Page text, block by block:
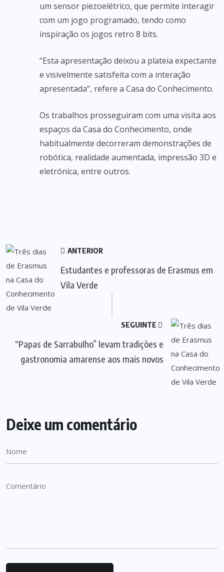
um sensor piezoelétrico, que permite interagir
com um jogo programado, tendo como
inspiração os jogos retro 8 bits.
“Esta apresentação deixou a plateia expectante
e visivelmente satisfeita com a interação
apresentada”, refere a Casa do Conhecimento.
Os trabalhos prosseguiram com uma visita aos
espaços da Casa do Conhecimento, onde
habitualmente decorreram demonstrações de
robótica, realidade aumentada, impressão 3D e
eletrónica, entre outros.
ANTERIOR
Estudantes e professoras de Erasmus em
Vila Verde
SEGUINTE
“Papas de Sarrabulho” levam tradições e
gastronomia amarense aos mais novos
Deixe um comentário